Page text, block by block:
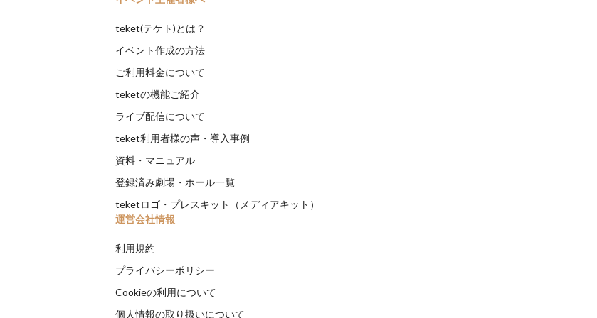
teket(テケト)とは？
イベント作成の方法
ご利用料金について
teketの機能ご紹介
ライブ配信について
teket利用者様の声・導入事例
資料・マニュアル
登録済み劇場・ホール一覧
teketロゴ・プレスキット（メディアキット）
運営会社情報
利用規約
プライバシーポリシー
Cookieの利用について
個人情報の取り扱いについて